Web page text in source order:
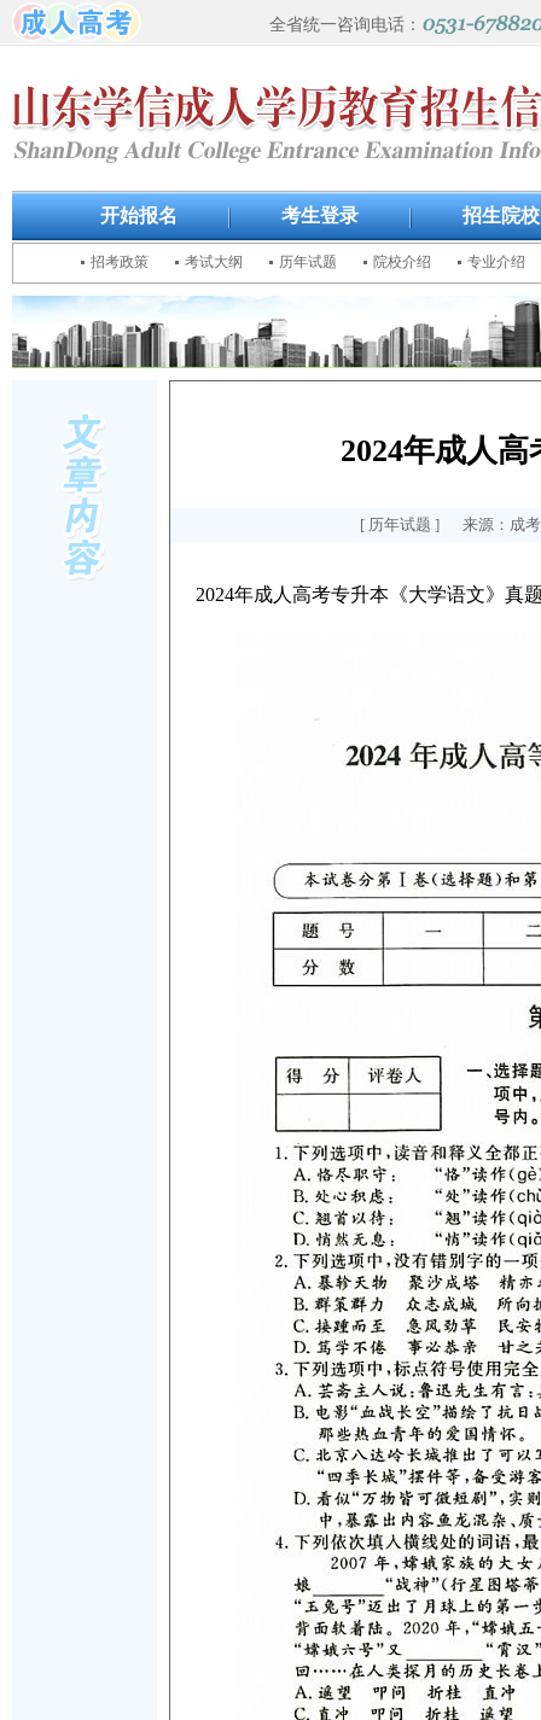
全省统一咨询电话：
开始报名 考生登录 招生院校
招考政策 考试大纲 历年试题 院校介绍 专业介绍
2024年成人
[ 历年试题 ] 来源：成考
2024年成人高考专升本《大学语文》真